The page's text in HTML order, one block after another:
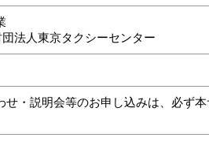
法人東京タクシーセンター
・説明会等のお申し込みは、必ず